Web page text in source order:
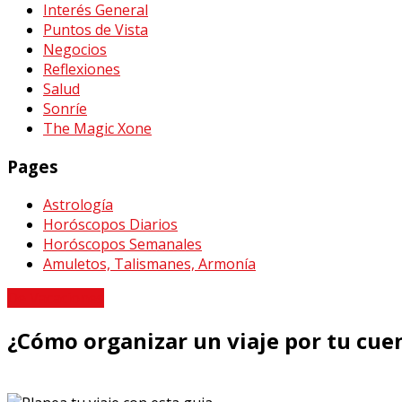
Interés General
Puntos de Vista
Negocios
Reflexiones
Salud
Sonríe
The Magic Xone
Pages
Astrología
Horóscopos Diarios
Horóscopos Semanales
Amuletos, Talismanes, Armonía
¿Cómo organizar un viaje por tu